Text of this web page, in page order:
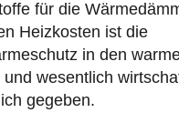
für die
Heizkosten ist die
in den
wesentlich
gegeben.